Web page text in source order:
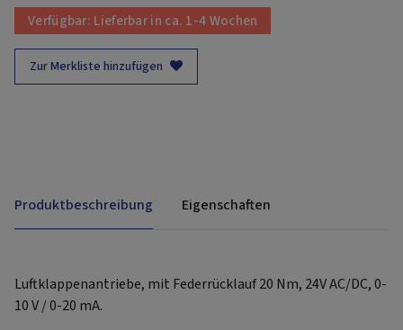
Verfügbar: Lieferbar in ca. 1-4 Wochen
Zur Merkliste hinzufügen
Produktbeschreibung Eigenschaften
Luftklappenantriebe, mit Federrücklauf 20 Nm, 24V AC/DC, 0-
10 V / 0-20 mA.